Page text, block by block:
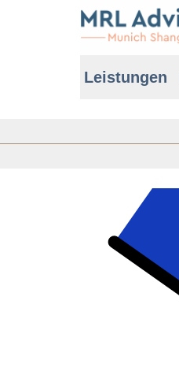
Leistungen